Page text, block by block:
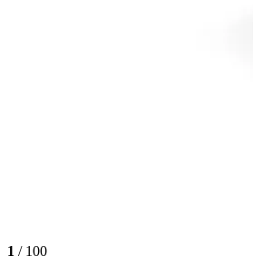
1 / 100